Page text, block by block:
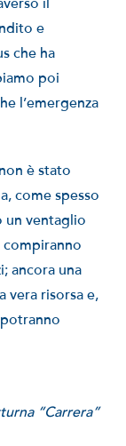
il
e
che ha
poi
l’emergenza
è stato
come spesso
un ventaglio
ancora una
vera risorsa e,
“Carrera”